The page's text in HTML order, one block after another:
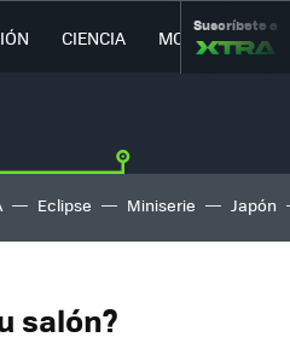
CIENCIA MOVILIDAD
Suscríbete a
Eclipse Miniserie Japón
salón?